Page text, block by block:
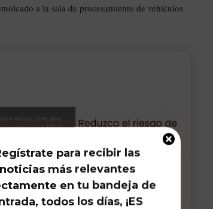
a la sala de procesamiento de vehículos
para recibir las
noticias más relevantes
en tu bandeja de
todos los días, ¡ES